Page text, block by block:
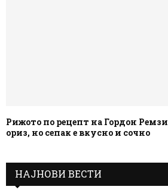
Рижото по рецепт на Гордон
ориз, но сепак е вкусно и сочно
НАЈНОВИ ВЕСТИ